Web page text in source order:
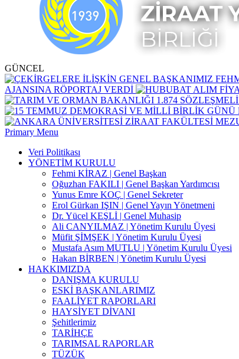
GÜNCEL
AJANSINA RÖPORTAJ VERDİ
Primary Menu
Veri Politikası
YÖNETİM KURULU
Fehmi KİRAZ | Genel Başkan
Oğuzhan FAKILI | Genel Başkan Yardımcısı
Yunus Emre KOÇ | Genel Sekreter
Erol Gürkan IŞIN | Genel Yayın Yönetmeni
Dr. Yücel KEŞLİ | Genel Muhasip
Ali CANYILMAZ | Yönetim Kurulu Üyesi
Müfit ŞİMŞEK | Yönetim Kurulu Üyesi
Mustafa Asım MUTLU | Yönetim Kurulu Üyesi
Hakan BİRBEN | Yönetim Kurulu Üyesi
HAKKIMIZDA
DANIŞMA KURULU
ESKİ BAŞKANLARIMIZ
FAALİYET RAPORLARI
HAYSİYET DİVANI
Şehitlerimiz
TARİHÇE
TARIMSAL RAPORLAR
TÜZÜK